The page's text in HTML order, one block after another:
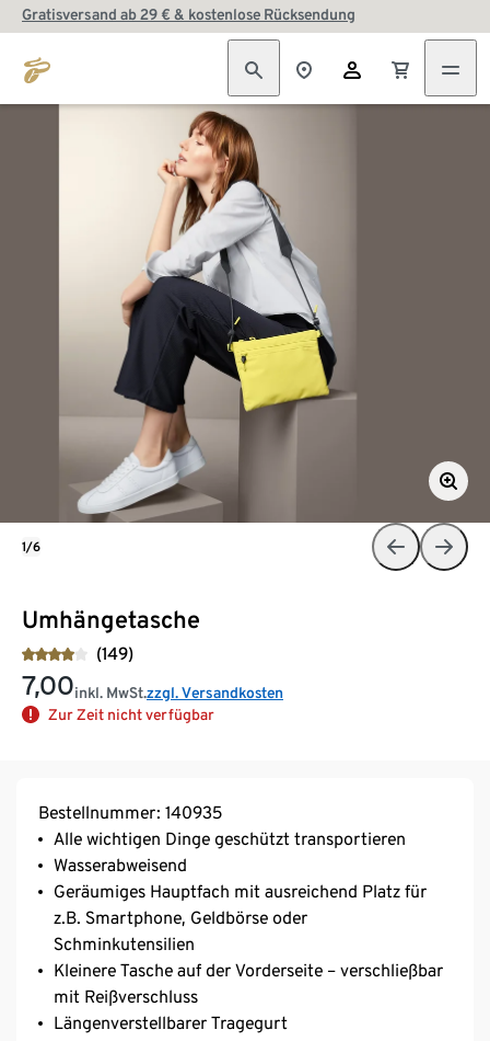
Gratisversand ab 29 € & kostenlose Rücksendung
Umhängetasche
(149)
7,00inkl. MwSt.zzgl. Versandkosten
Zur Zeit nicht verfügbar
1/6
Bestellnummer: 140935
Alle wichtigen Dinge geschützt transportieren
Wasserabweisend
Geräumiges Hauptfach mit ausreichend Platz für
z.B. Smartphone, Geldbörse oder
Schminkutensilien
Kleinere Tasche auf der Vorderseite – verschließbar
mit Reißverschluss
Längenverstellbarer Tragegurt